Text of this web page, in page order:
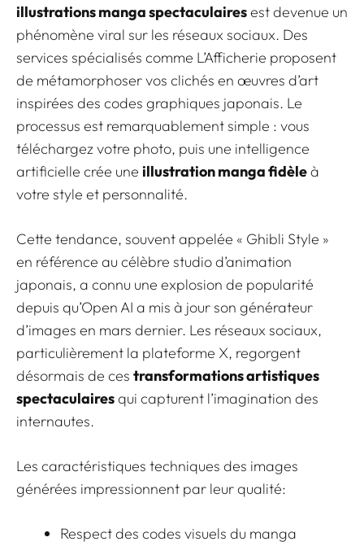
illustrations manga spectaculairesest devenue un
phénomène viral sur les réseaux sociaux. Des
services spécialisés comme L’Afficherie proposent
de métamorphoser vos clichés en œuvres d’art
inspirées des codes graphiques japonais. Le
processus est remarquablement simple : vous
téléchargez votre photo, puis une intelligence
artificielle crée une illustration manga fidèleà
votre style et personnalité.
Cette tendance, souvent appelée « Ghibli Style »
en référence au célèbre studio d’animation
japonais, a connu une explosion de popularité
depuis qu’Open AI a mis à jour son générateur
d’images en mars dernier. Les réseaux sociaux,
particulièrement la plateforme X, regorgent
désormais de ces transformations artistiques
spectaculairesqui capturent l’imagination des
internautes.
Les caractéristiques techniques des images
générées impressionnent par leur qualité:
Respect des codes visuels du manga